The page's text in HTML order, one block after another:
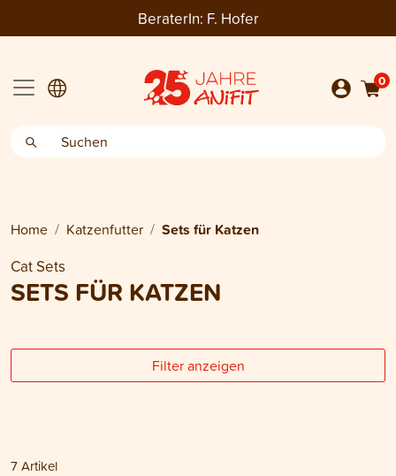
BeraterIn: F. Hofer
0
Home Katzenfutter
Sets für Katzen
Cat Sets
SETS FÜR KATZEN
Filter anzeigen
7Artikel